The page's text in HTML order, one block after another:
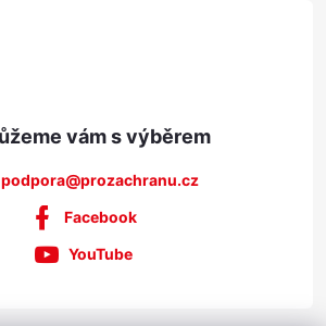
podpora@prozachranu.cz
Facebook
YouTube